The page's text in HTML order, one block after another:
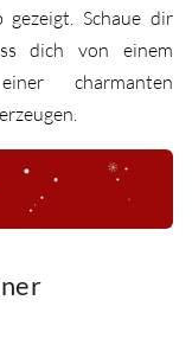
Schaue dir
dich von einem
charmanten